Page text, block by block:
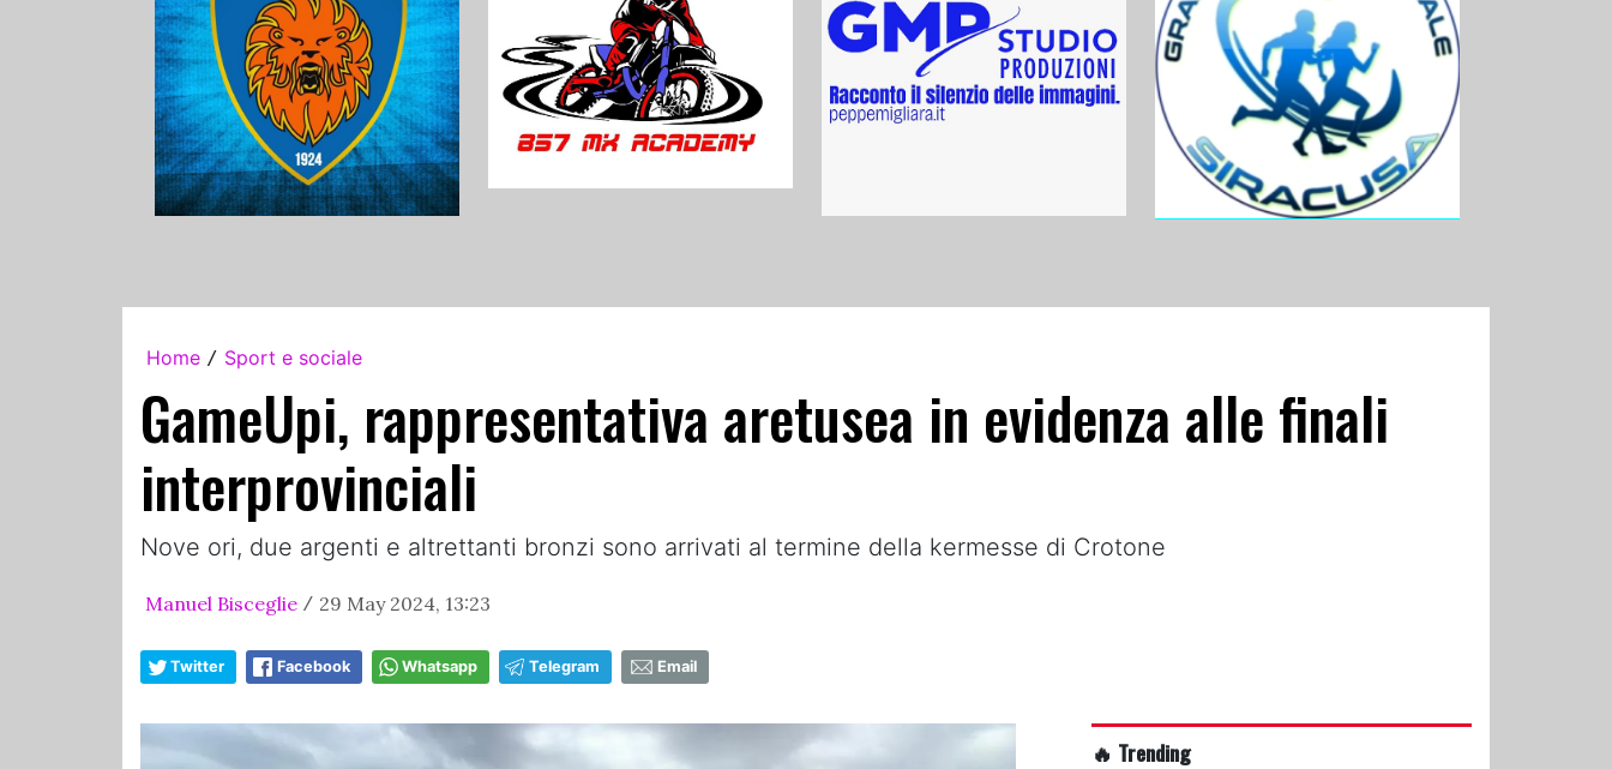
Home / Sport e sociale
GameUpi, rappresentativa aretusea in evidenza alle finali
interprovinciali
Nove ori, due argenti e altrettanti bronzi sono arrivati al termine della kermesse di Crotone
Manuel Bisceglie / 29 May 2024, 13:23
Twitter Facebook Whatsapp Telegram Email
🔥 Trending